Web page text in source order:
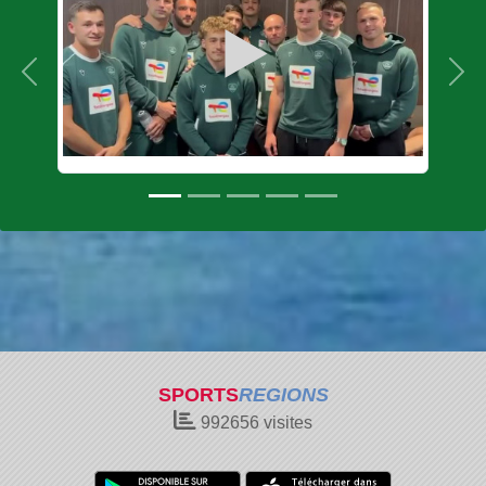
Précedent
SPORTSREGIONS
992656 visites